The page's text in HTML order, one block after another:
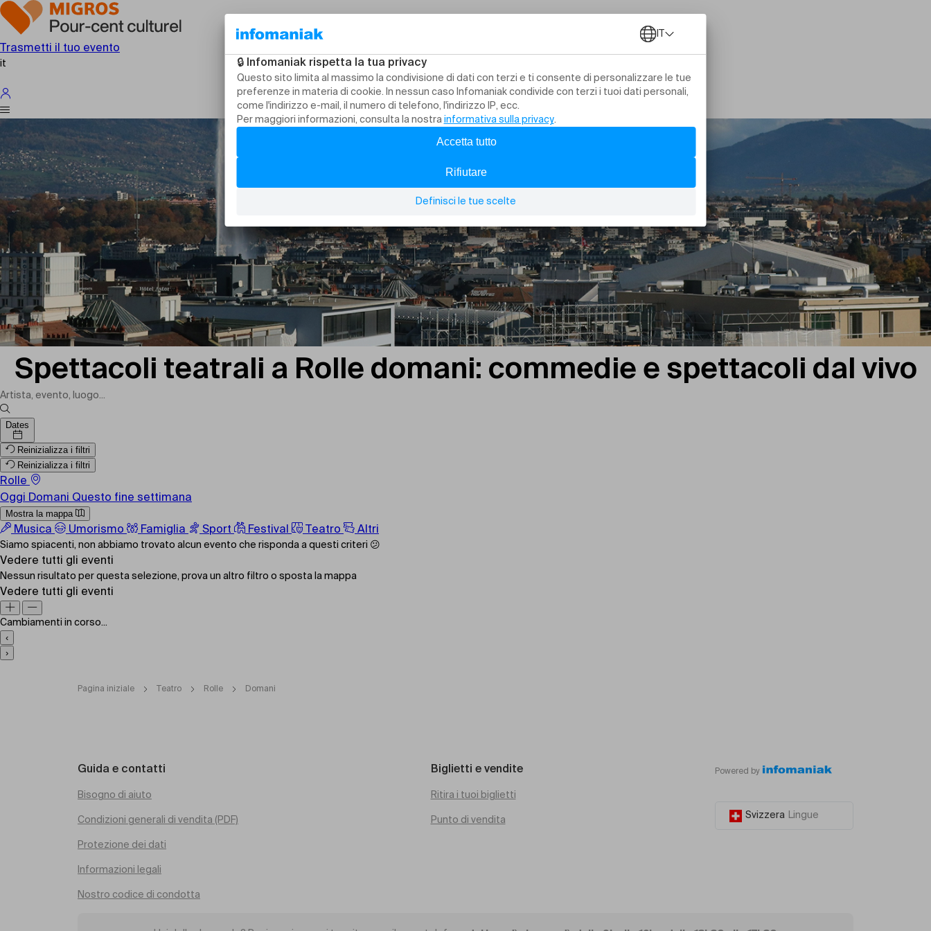
Trasmetti il tuo evento
it
Spettacoli teatrali a Rolle domani: commedie e spettacoli dal vivo
Dates
Reinizializza i filtri
Reinizializza i filtri
Rolle
Oggi Domani Questo fine settimana
Mostra la mappa
Musica Umorismo Famiglia Sport Festival Teatro Altri
Siamo spiacenti, non abbiamo trovato alcun evento che risponda a questi criteri 😕
Vedere tutti gli eventi
Nessun risultato per questa selezione, prova un altro filtro o sposta la mappa
Vedere tutti gli eventi
Cambiamenti in corso...
‹
›
Pagina iniziale Teatro Rolle Domani
Guida e contatti
Bisogno di aiuto
Condizioni generali di vendita (PDF)
Protezione dei dati
Informazioni legali
Nostro codice di condotta
Biglietti e vendite
Ritira i tuoi biglietti
Punto di vendita
Powered by
Svizzera Lingue